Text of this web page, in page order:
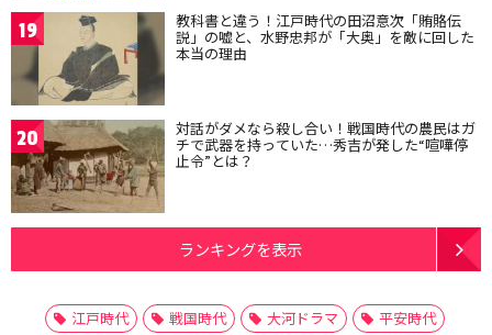
19 教科書と違う！江戸時代の田沼意次「賄賂伝
説」の嘘と、水野忠邦が「大奥」を敵に回した
本当の理由
20 対話がダメなら殺し合い！戦国時代の農民はガ
チで武器を持っていた…秀吉が発した“喧嘩停
止令”とは？
ランキングを表示
江戸時代 戦国時代 大河ドラマ
平安時代